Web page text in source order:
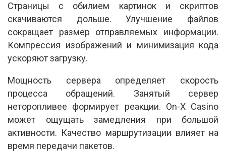
Страницы с обилием картинок и скриптов
скачиваются дольше. Улучшение файлов
сокращает размер отправляемых информации.
Компрессия изображений и минимизация кода
ускоряют загрузку.
Мощность сервера определяет скорость
процесса обращений. Занятый сервер
неторопливее формирует реакции. On-X Casino
может ощущать замедления при большой
активности. Качество маршрутизации влияет на
время передачи пакетов.